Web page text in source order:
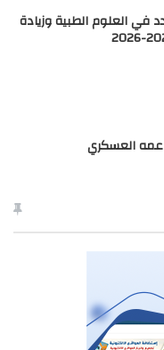
في العلوم الطبية وزيادة
العسكري